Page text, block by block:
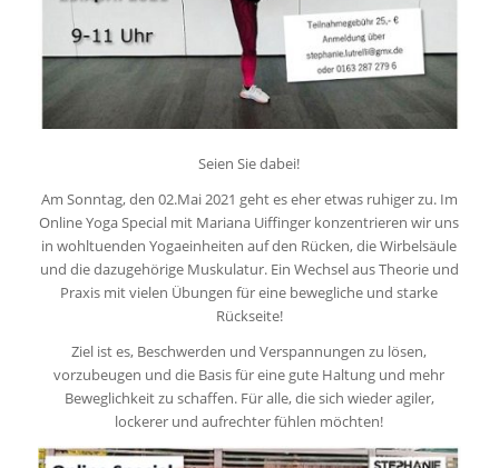
Seien Sie dabei!
Am Sonntag, den 02.Mai 2021 geht es eher etwas ruhiger zu. Im
Online Yoga Special mit Mariana Uiffinger konzentrieren wir uns
in wohltuenden Yogaeinheiten auf den Rücken, die Wirbelsäule
und die dazugehörige Muskulatur. Ein Wechsel aus Theorie und
Praxis mit vielen Übungen für eine bewegliche und starke
Rückseite!
Ziel ist es, Beschwerden und Verspannungen zu lösen,
vorzubeugen und die Basis für eine gute Haltung und mehr
Beweglichkeit zu schaffen. Für alle, die sich wieder agiler,
lockerer und aufrechter fühlen möchten!